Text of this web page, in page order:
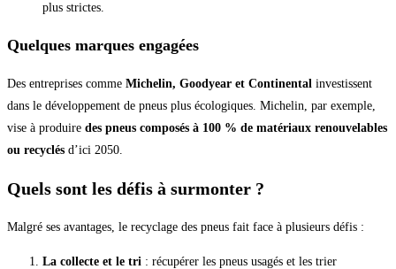
plus strictes.
Quelques marques engagées
Des entreprises comme Michelin, Goodyear et Continental investissent
dans le développement de pneus plus écologiques. Michelin, par exemple,
vise à produire des pneus composés à 100 % de matériaux renouvelables
ou recyclés d’ici 2050.
Quels sont les défis à surmonter ?
Malgré ses avantages, le recyclage des pneus fait face à plusieurs défis :
La collecte et le tri : récupérer les pneus usagés et les trier